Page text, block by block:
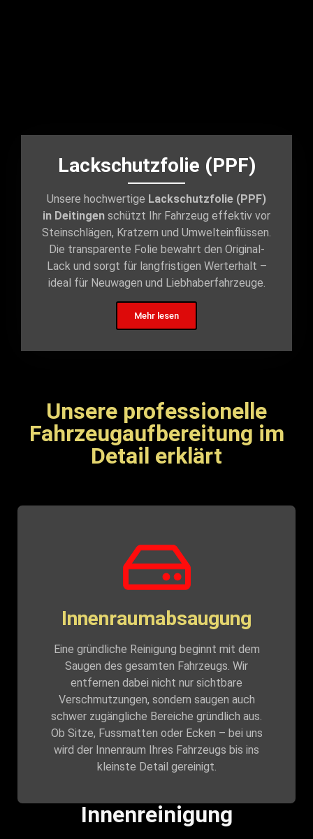
Lackschutzfolie (PPF)
Unsere hochwertige Lackschutzfolie (PPF)
in Deitingen schützt Ihr Fahrzeug effektiv vor
Steinschlägen, Kratzern und Umwelteinflüssen.
Die transparente Folie bewahrt den Original-
Lack und sorgt für langfristigen Werterhalt –
ideal für Neuwagen und Liebhaberfahrzeuge.
Mehr lesen
Unsere professionelle
Fahrzeugaufbereitung im
Detail erklärt
Innenraumabsaugung
Eine gründliche Reinigung beginnt mit dem
Saugen des gesamten Fahrzeugs. Wir
entfernen dabei nicht nur sichtbare
Verschmutzungen, sondern saugen auch
schwer zugängliche Bereiche gründlich aus.
Ob Sitze, Fussmatten oder Ecken – bei uns
wird der Innenraum Ihres Fahrzeugs bis ins
kleinste Detail gereinigt.
Innenreinigung